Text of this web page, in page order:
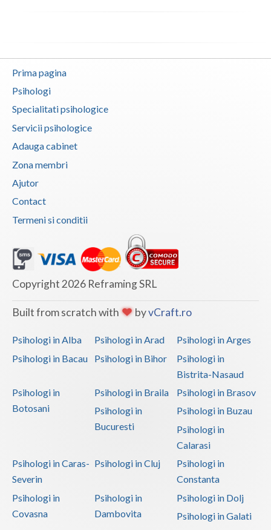
Prima pagina
Psihologi
Specialitati psihologice
Servicii psihologice
Adauga cabinet
Zona membri
Ajutor
Contact
Termeni si conditii
Copyright 2026 Reframing SRL
Built from scratch with byvCraft.ro
Psihologi in Alba Psihologi in Arad
Psihologi in Arges
Psihologi in Bacau
Psihologi in Bihor
Psihologi in
Bistrita-Nasaud
Psihologi in
Botosani
Psihologi in Braila
Psihologi in Brasov
Psihologi in
Bucuresti
Psihologi in Buzau
Psihologi in
Calarasi
Psihologi in Caras-
Severin
Psihologi in Cluj
Psihologi in
Constanta
Psihologi in
Covasna
Psihologi in
Dambovita
Psihologi in Dolj
Psihologi in Galati